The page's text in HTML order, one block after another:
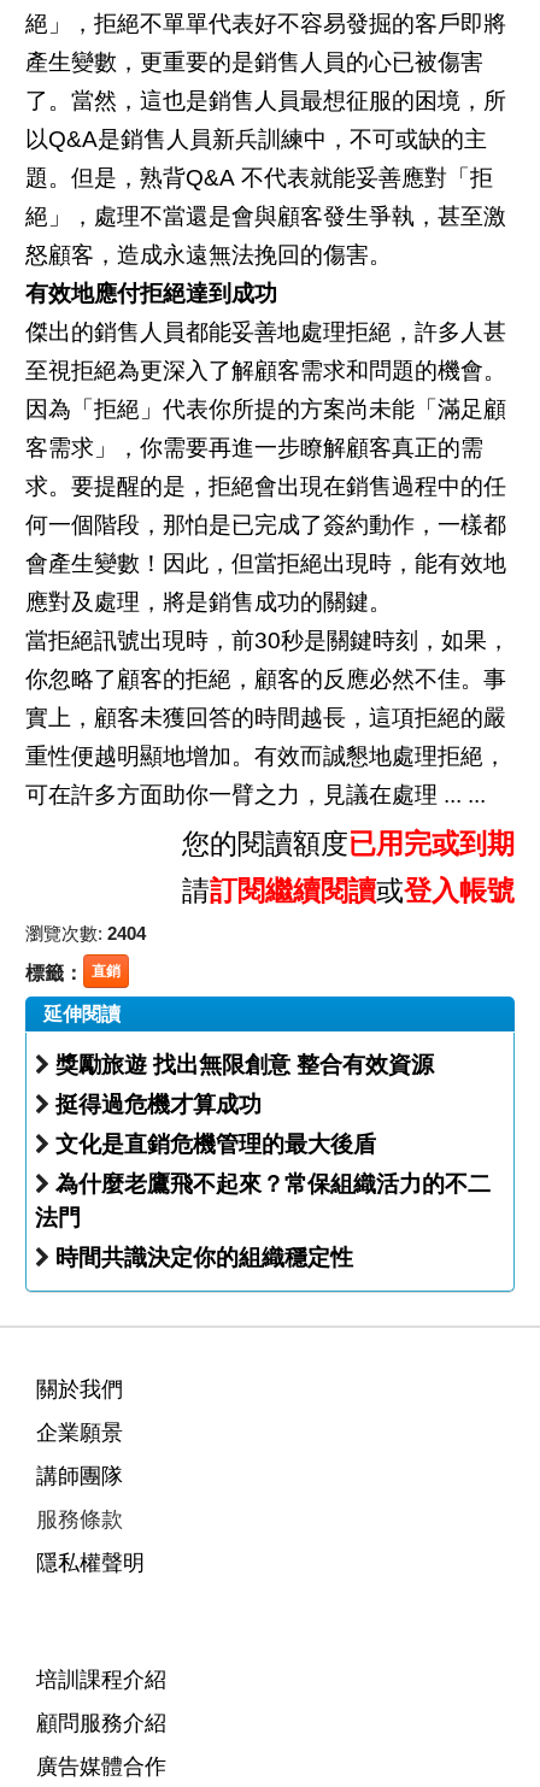
絕」，拒絕不單單代表好不容易發掘的客戶即將
產生變數，更重要的是銷售人員的心已被傷害
了。當然，這也是銷售人員最想征服的困境，所
以Q&A是銷售人員新兵訓練中，不可或缺的主
題。但是，熟背Q&A 不代表就能妥善應對「拒
絕」，處理不當還是會與顧客發生爭執，甚至激
怒顧客，造成永遠無法挽回的傷害。
有效地應付拒絕達到成功
傑出的銷售人員都能妥善地處理拒絕，許多人甚
至視拒絕為更深入了解顧客需求和問題的機會。
因為「拒絕」代表你所提的方案尚未能「滿足顧
客需求」，你需要再進一步瞭解顧客真正的需
求。要提醒的是，拒絕會出現在銷售過程中的任
何一個階段，那怕是已完成了簽約動作，一樣都
會產生變數！因此，但當拒絕出現時，能有效地
應對及處理，將是銷售成功的關鍵。
當拒絕訊號出現時，前30秒是關鍵時刻，如果，
你忽略了顧客的拒絕，顧客的反應必然不佳。事
實上，顧客未獲回答的時間越長，這項拒絕的嚴
重性便越明顯地增加。有效而誠懇地處理拒絕，
可在許多方面助你一臂之力，見議在處理 ... ...
您的閱讀額度已用完或到期
請訂閱繼續閱讀或登入帳號
瀏覽次數: 2404
標籤： 直銷
延伸閱讀
獎勵旅遊 找出無限創意 整合有效資源
挺得過危機才算成功
文化是直銷危機管理的最大後盾
為什麼老鷹飛不起來？常保組織活力的不二
法門
時間共識決定你的組織穩定性
關於我們
企業願景
講師團隊
服務條款
隱私權聲明
培訓課程介紹
顧問服務介紹
廣告媒體合作